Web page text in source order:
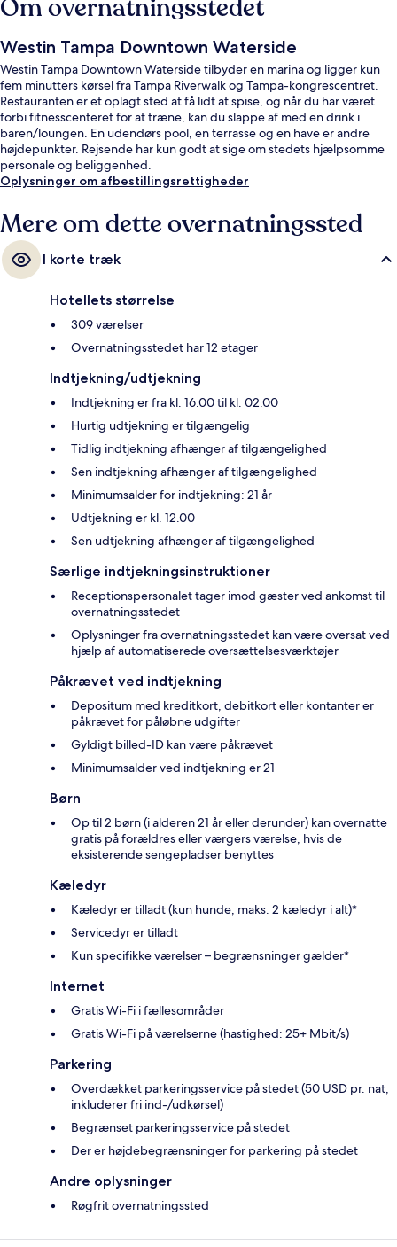
Om overnatningsstedet
Westin Tampa Downtown Waterside
Westin Tampa Downtown Waterside tilbyder en marina og ligger kun
fem minutters kørsel fra Tampa Riverwalk og Tampa-kongrescentret.
Restauranten er et oplagt sted at få lidt at spise, og når du har været
forbi fitnesscenteret for at træne, kan du slappe af med en drink i
baren/loungen. En udendørs pool, en terrasse og en have er andre
højdepunkter. Rejsende har kun godt at sige om stedets hjælpsomme
personale og beliggenhed.
Oplysninger om afbestillingsrettigheder
Mere om dette overnatningssted
I korte træk
Hotellets størrelse
309 værelser
Overnatningsstedet har 12 etager
Indtjekning/udtjekning
Indtjekning er fra kl. 16.00 til kl. 02.00
Hurtig udtjekning er tilgængelig
Tidlig indtjekning afhænger af tilgængelighed
Sen indtjekning afhænger af tilgængelighed
Minimumsalder for indtjekning: 21 år
Udtjekning er kl. 12.00
Sen udtjekning afhænger af tilgængelighed
Særlige indtjekningsinstruktioner
Receptionspersonalet tager imod gæster ved ankomst til
overnatningsstedet
Oplysninger fra overnatningsstedet kan være oversat ved
hjælp af automatiserede oversættelsesværktøjer
Påkrævet ved indtjekning
Depositum med kreditkort, debitkort eller kontanter er
påkrævet for påløbne udgifter
Gyldigt billed-ID kan være påkrævet
Minimumsalder ved indtjekning er 21
Børn
Op til 2 børn (i alderen 21 år eller derunder) kan overnatte
gratis på forældres eller værgers værelse, hvis de
eksisterende sengepladser benyttes
Kæledyr
Kæledyr er tilladt (kun hunde, maks. 2 kæledyr i alt)*
Servicedyr er tilladt
Kun specifikke værelser – begrænsninger gælder*
Internet
Gratis Wi-Fi i fællesområder
Gratis Wi-Fi på værelserne (hastighed: 25+ Mbit/s)
Parkering
Overdækket parkeringsservice på stedet (50 USD pr. nat,
inkluderer fri ind-/udkørsel)
Begrænset parkeringsservice på stedet
Der er højdebegrænsninger for parkering på stedet
Andre oplysninger
Røgfrit overnatningssted